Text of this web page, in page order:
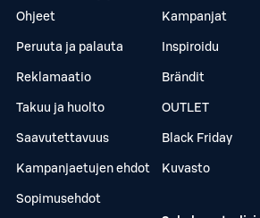
Ohjeet
Peruuta ja palauta
Reklamaatio
Takuu ja huolto
Saavutettavuus
Kampanjaetujen ehdot
Sopimusehdot
Kampanjat
Inspiroidu
Brändit
OUTLET
Black Friday
Kuvasto